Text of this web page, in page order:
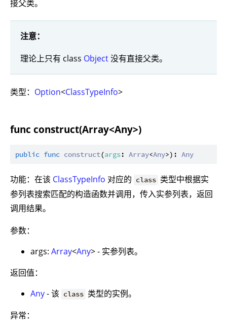
接父类。
注意：
理论上只有 class Object没有直接父类。
类型： Option<ClassTypeInfo>
func construct(Array<Any>)
public func construct(args: Array<Any>): Any
功能：在该 ClassTypeInfo 对应的 class 类型中根据实
参列表搜索匹配的构造函数并调用，传入实参列表，返回
调用结果。
参数：
args: Array<Any> - 实参列表。
返回值：
Any- 该 class 类型的实例。
异常：